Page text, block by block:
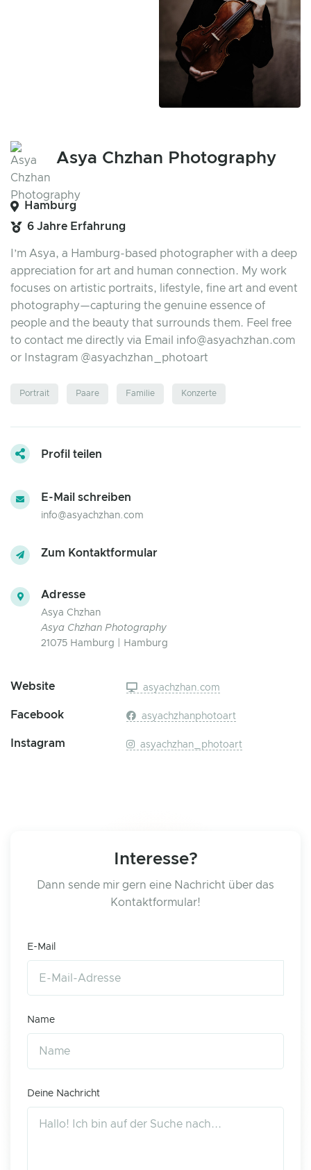
Asya Chzhan Photography
Hamburg
6 Jahre Erfahrung
I’m Asya, a Hamburg-based photographer with a deep
appreciation for art and human connection. My work
focuses on artistic portraits, lifestyle, fine art and event
photography—capturing the genuine essence of
people and the beauty that surrounds them. Feel free
to contact me directly via Email info@asyachzhan.com
or Instagram @asyachzhan_photoart
Portrait Paare Familie Konzerte
Profil teilen
E-Mail schreiben
info@asyachzhan.com
Zum Kontaktformular
Adresse
Asya Chzhan
Asya Chzhan Photography
21075 Hamburg | Hamburg
Website asyachzhan.com
Facebook asyachzhanphotoart
Instagram asyachzhan_photoart
Interesse?
Dann sende mir gern eine Nachricht über das
Kontaktformular!
E-Mail
Name
Deine Nachricht